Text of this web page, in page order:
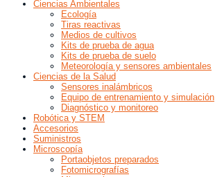
Ciencias Ambientales
Ecología
Tiras reactivas
Medios de cultivos
Kits de prueba de agua
Kits de prueba de suelo
Meteorología y sensores ambientales
Ciencias de la Salud
Sensores inalámbricos
Equipo de entrenamiento y simulación
Diagnóstico y monitoreo
Robótica y STEM
Accesorios
Suministros
Microscopía
Portaobjetos preparados
Fotomicrografías